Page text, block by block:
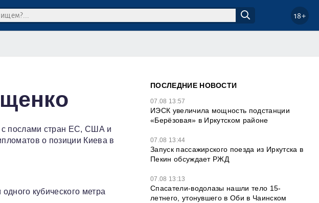
18+
с послами стран ЕС, США и
о позиции Киева в
кубического метра
ПОСЛЕДНИЕ НОВОСТИ
07.08 13:57
ИЭСК увеличила мощность подстанции
«Берёзовая» в Иркутском районе
07.08 13:44
Запуск пассажирского поезда из Иркутска в
Пекин обсуждает РЖД
07.08 13:13
Спасатели-водолазы нашли тело 15-
летнего, утонувшего в Оби в Чаинском